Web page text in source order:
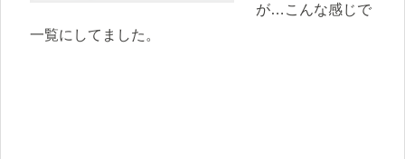
が…こんな感じで
一覧にしてました。